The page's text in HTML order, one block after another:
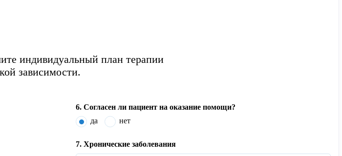
индивидуальный план терапии
зависимости.
6. Согласен ли пациент на оказание помощи?
да
нет
7. Хронические заболевания